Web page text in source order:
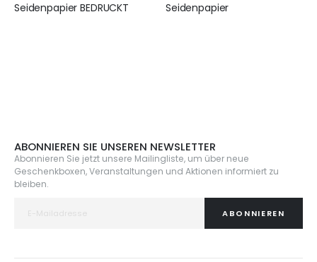
Seidenpapier BEDRUCKT Seidenpapier
ABONNIEREN SIE UNSEREN NEWSLETTER
Abonnieren Sie jetzt unsere Mailingliste, um über neue
Geschenkboxen, Veranstaltungen und Aktionen informiert zu
bleiben.
ABONNIEREN